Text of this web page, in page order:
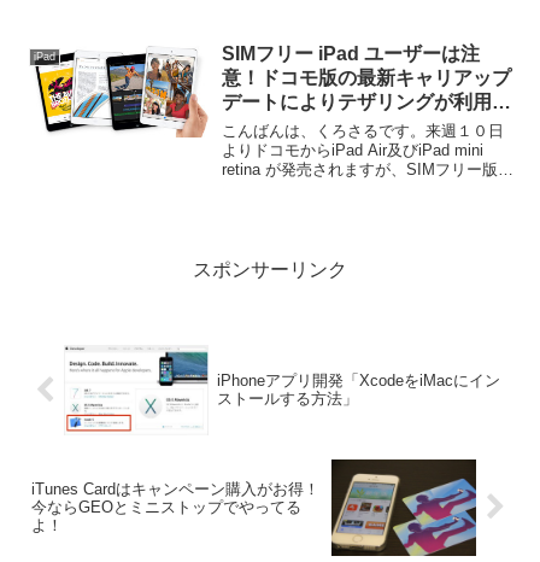
デートの確認がでるので...
iPad
SIMフリー iPad ユーザーは注
意！ドコモ版の最新キャリアップ
デートによりテザリングが利用で
きなくなる！
こんばんは、くろさるです。来週１０日
よりドコモからiPad Air及びiPad mini
retina が発売されますが、SIMフリー版の
スポンサーリンク
iPhoneアプリ開発「XcodeをiMacにイン
ストールする方法」
iTunes Cardはキャンペーン購入がお得！
今ならGEOとミニストップでやってる
よ！